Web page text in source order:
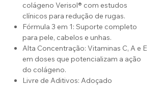
colágeno Verisol® com estudos
clínicos para redução de rugas.
Fórmula 3 em 1: Suporte completo
para pele, cabelos e unhas.
Alta Concentração: Vitaminas C, A e E
em doses que potencializam a ação
do colágeno.
Livre de Aditivos: Adoçado